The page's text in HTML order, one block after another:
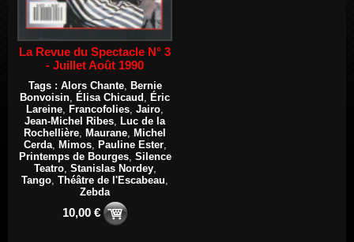
La Revue du Spectacle N° 3
- Juillet Août 1990
Tags : Alors Chante, Bernie
Bonvoisin, Élisa Chicaud , Éric
Lareine, Francofolies, Jairo,
Jean-Michel Ribes, Luc de la
Rochellière, Maurane, Michel
Cerda, Mimos, Pauline Ester,
Printemps de Bourges, Silence
Teatro, Stanislas Nordey,
Tango, Théâtre de l'Escabeau,
Zebda
10,00 €